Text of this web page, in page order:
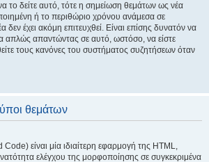
το δείτε αυτό, τότε η σημείωση θεμάτων ως νέα
ή το περιθώριο χρόνου ανάμεσα σε
δεν έχει ακόμη επιτευχθεί. Είναι επίσης δυνατόν να
απλώς απαντώντας σε αυτό, ωστόσο, να είστε
τους κανόνες του συστήματος συζητήσεων όταν
θεμάτων
είναι μία ιδιαίτερη εφαρμογή της HTML,
ελέγχου της μορφοποίησης σε συγκεκριμένα